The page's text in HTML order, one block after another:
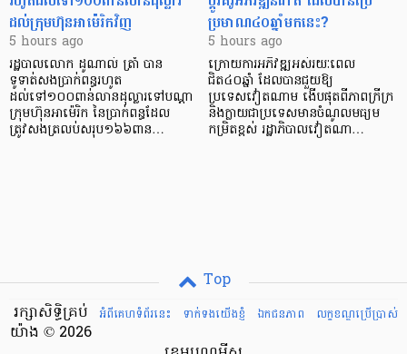
ដល់ក្រុមហ៊ុនអាម៉េរិកវិញ
5 hours ago
រដ្ឋបាលលោក ដូណាល់ ត្រាំ បាន​
ទូទាត់សងប្រាក់ពន្ធរហូត
ដល់ទៅ១០០ពាន់លានដុល្លារទៅបណ្ដា
ក្រុមហ៊ុនអាម៉េរិក នៃប្រាក់ពន្ធដែល
ត្រូវសងត្រលប់សរុប១៦៦ពាន…
ប្រមាណ៤០ឆ្នាំមកនេះ?
5 hours ago
ក្រោយការអភិវឌ្ឍអស់រយៈពេល
ជិត៤០ឆ្នាំ ដែលបានជួយឱ្យ​
ប្រទេសវៀតណាម ងើប​ផុតពីភាពក្រីក្រ
និងក្លាយជាប្រទេសមានចំណូលមធ្យម
កម្រិតខ្ពស់ រដ្ឋាភិបាលវៀតណា…
Top
អំពីគេហទំព័រនេះ
ទាក់ទងយើងខ្ញំ ឯកជនភាព លក្ខខណ្ឌ​ប្រើ​ប្រាស់
រក្សាសិទ្ធិគ្រប់
យ៉ាង © 2026